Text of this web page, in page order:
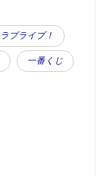
ラブライブ！
一番くじ